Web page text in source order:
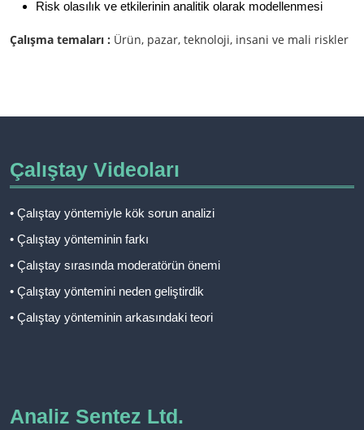
Risk olasılık ve etkilerinin analitik olarak modellenmesi
Çalışma temaları : Ürün, pazar, teknoloji, insani ve mali riskler
Çalıştay Videoları
• Çalıştay yöntemiyle kök sorun analizi
• Çalıştay yönteminin farkı
• Çalıştay sırasında moderatörün önemi
• Çalıştay yöntemini neden geliştirdik
• Çalıştay yönteminin arkasındaki teori
Analiz Sentez Ltd.